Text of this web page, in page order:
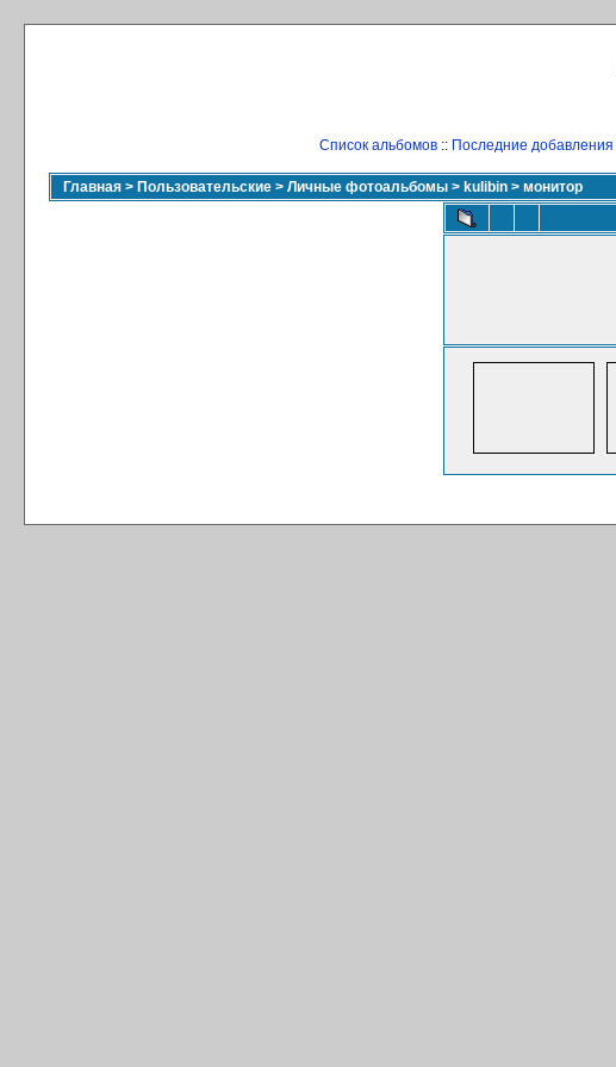
Список альбомов :: Последние добавления
Главная > Пользовательские > Личные фотоальбомы > kulibin > монитор